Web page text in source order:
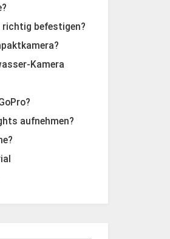
richtig befestigen?
Kamera
aufnehmen?